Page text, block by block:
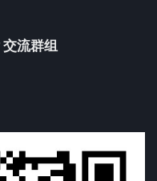
流群组